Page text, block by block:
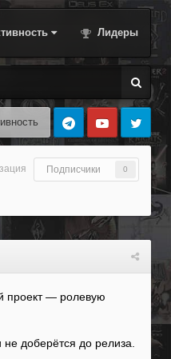
Лидеры
Подписчики 0
проект — ролевую
доберётся до релиза.